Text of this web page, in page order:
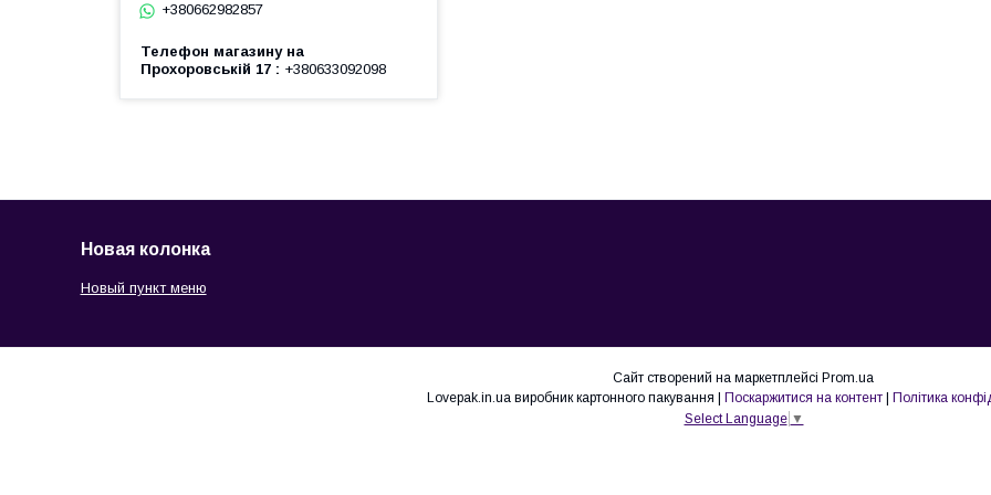
+380662982857
Телефон магазину на
Прохоровській 17
+380633092098
Новая колонка
Новый пункт меню
Сайт створений на маркетплейсі Prom.ua
Lovepak.in.ua виробник картонного пакування | Поскаржитися на контент | Політика
Select Language ▼